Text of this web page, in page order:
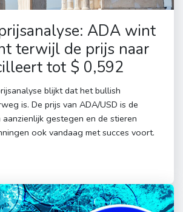
ADA wint
terwijl de prijs naar
tot $ 0,592
blijkt dat het bullish
is. De prijs van ADA/USD is de
gestegen en de stieren
ook vandaag met succes voort.